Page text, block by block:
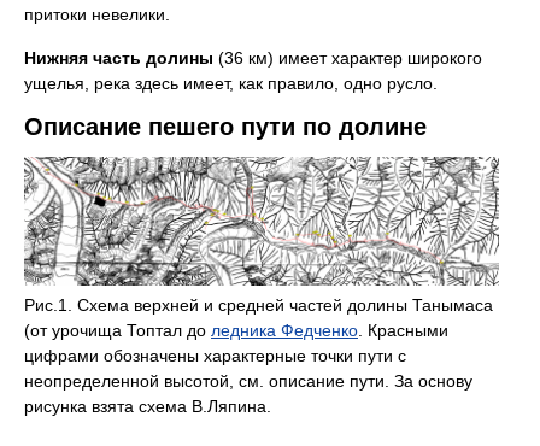
притоки невелики.
Нижняя часть долины (36 км) имеет характер широкого
ущелья, река здесь имеет, как правило, одно русло.
Описание пешего пути по долине
Рис.1. Схема верхней и средней частей долины Танымаса
(от урочища Топтал до ледника Федченко . Красными
цифрами обозначены характерные точки пути с
неопределенной высотой, см. описание пути. За основу
рисунка взята схема В.Ляпина.